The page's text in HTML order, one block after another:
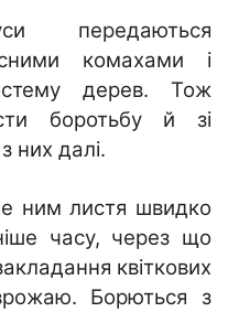
передаються
комахами і
дерев. Тож
боротьбу й зі
них далі.
ним листя швидко
часу, через що
квіткових
Борються з